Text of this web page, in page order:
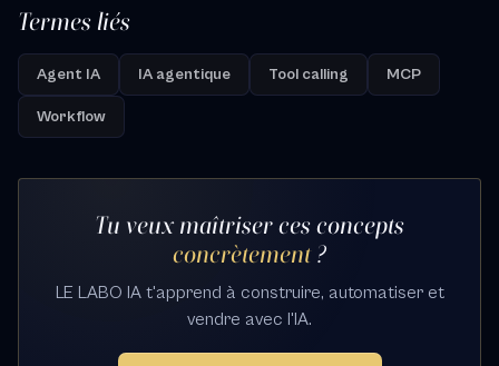
Termes liés
Agent IA IA agentique Tool calling MCP
Workflow
Tu veux maîtriser ces concepts
concrètement?
LE LABO IA t'apprend à construire, automatiser et
vendre avec l'IA.